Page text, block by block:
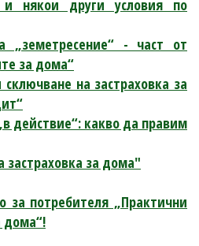
и някои други условия по
„земетресение“ - част от
за дома“
на застраховка за
действие“: какво да правим
застраховка за дома"
за потребителя „Практични
дома“!